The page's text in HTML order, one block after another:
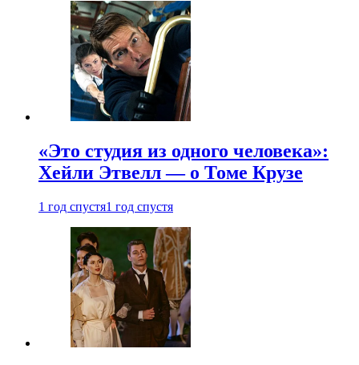
«Это студия из одного человека»:
Хейли Этвелл — о Томе Крузе
1 год спустя1 год спустя